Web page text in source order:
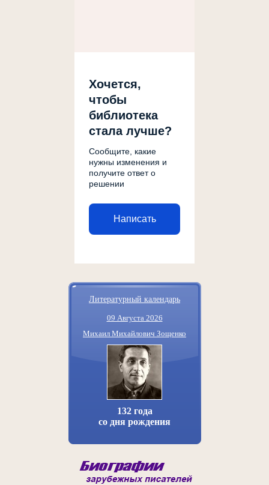
Хочется,
чтобы
библиотека
стала лучше?
Сообщите, какие
нужны изменения и
получите ответ о
решении
Написать
Литературный календарь
09 Августа 2026
Михаил Михайлович Зощенко
132 года
со дня рождения